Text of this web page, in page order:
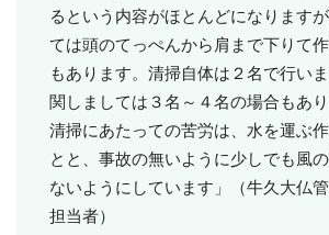
るという内容がほとんどになります
ては頭のてっぺんから肩まで下りて
もあります。清掃自体は２名で行い
関しましては３名～４名の場合もあり
清掃にあたっての苦労は、水を運ぶ
とと、事故の無いように少しでも風
ないようにしています」（牛久大仏
担当者）